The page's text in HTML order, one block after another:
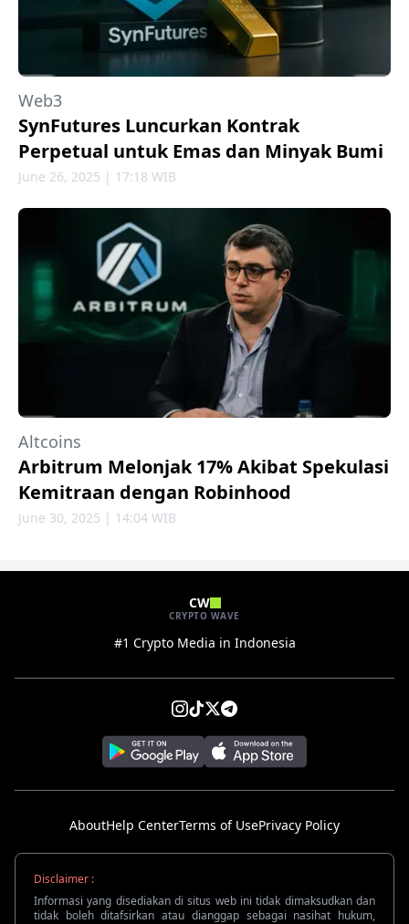
Web3
SynFutures Luncurkan Kontrak
Perpetual untuk Emas dan Minyak Bumi
June 26, 2025 | 17:18 WIB
Altcoins
Arbitrum Melonjak 17% Akibat Spekulasi
Kemitraan dengan Robinhood
June 30, 2025 | 14:04 WIB
CW
CRYPTO WAVE
#1 Crypto Media in Indonesia
AboutHelp CenterTerms of UsePrivacy Policy
Disclaimer :
Informasi yang disediakan di situs web ini tidak dimaksudkan dan
tidak boleh ditafsirkan atau dianggap sebagai nasihat hukum,